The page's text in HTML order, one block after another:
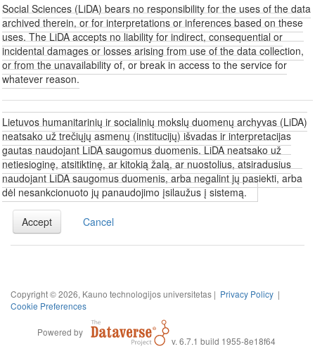
Social Sciences (LiDA) bears no responsibility for the uses of the data
archived therein, or for interpretations or inferences based on these
uses. The LiDA accepts no liability for indirect, consequential or
incidental damages or losses arising from use of the data collection,
or from the unavailability of, or break in access to the service for
whatever reason.
Lietuvos humanitarinių ir socialinių mokslų duomenų archyvas (LiDA)
neatsako už trečiųjų asmenų (institucijų) išvadas ir interpretacijas
gautas naudojant LiDA saugomus duomenis. LiDA neatsako už
netiesioginę, atsitiktinę, ar kitokią žalą, ar nuostolius, atsiradusius
naudojant LiDA saugomus duomenis, arba negalint jų pasiekti, arba
dėl nesankcionuoto jų panaudojimo įsilaužus į sistemą.
Accept Cancel
Copyright © 2026, Kauno technologijos universitetas | Privacy Policy |
Cookie Preferences
Powered by
v. 6.7.1 build 1955-8e18f64